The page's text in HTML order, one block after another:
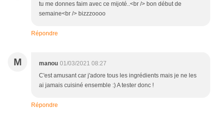
tu me donnes faim avec ce mijoté..<br /> bon début de
semaine<br /> bizzzoooo
Répondre
M manou 01/03/2021 08:27
C'est amusant car j'adore tous les ingrédients mais je ne les
ai jamais cuisiné ensemble :) A tester donc !
Répondre